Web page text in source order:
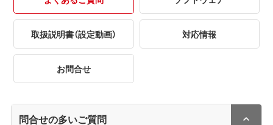
取扱説明書（設定動画） 対応情報
お問合せ
問合せの多いご質問